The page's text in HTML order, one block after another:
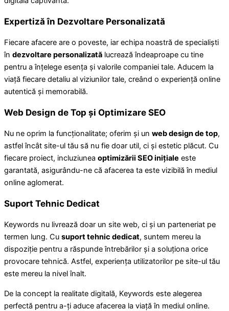
Expertiză în Dezvoltare Personalizată
Fiecare afacere are o poveste, iar echipa noastră de specialiști
în dezvoltare personalizată lucrează îndeaproape cu tine
pentru a înțelege esența și valorile companiei tale. Aducem la
viață fiecare detaliu al viziunilor tale, creând o experiență online
autentică și memorabilă.
Web Design de Top și Optimizare SEO
Nu ne oprim la funcționalitate; oferim și un web design de top,
astfel încât site-ul tău să nu fie doar util, ci și estetic plăcut. Cu
fiecare proiect, incluziunea optimizării SEO inițiale este
garantată, asigurându-ne că afacerea ta este vizibilă în mediul
online aglomerat.
Suport Tehnic Dedicat
Keywords nu livrează doar un site web, ci și un parteneriat pe
termen lung. Cu suport tehnic dedicat, suntem mereu la
dispoziție pentru a răspunde întrebărilor și a soluționa orice
provocare tehnică. Astfel, experiența utilizatorilor pe site-ul tău
este mereu la nivel înalt.
De la concept la realitate digitală, Keywords este alegerea
perfectă pentru a-ți aduce afacerea la viață în mediul online.